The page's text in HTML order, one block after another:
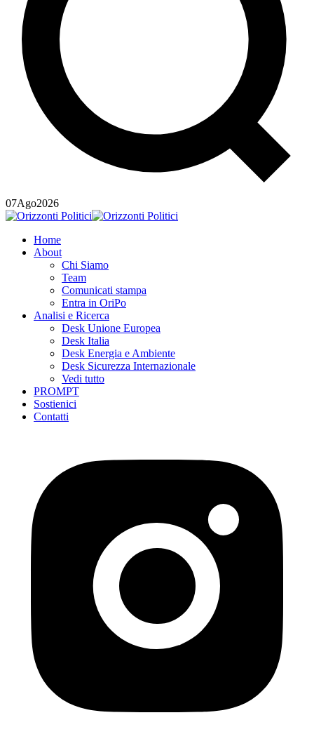
07Ago2026
Home
About
Chi Siamo
Team
Comunicati stampa
Entra in OriPo
Analisi e Ricerca
Desk Unione Europea
Desk Italia
Desk Energia e Ambiente
Desk Sicurezza Internazionale
Vedi tutto
PROMPT
Sostienici
Contatti